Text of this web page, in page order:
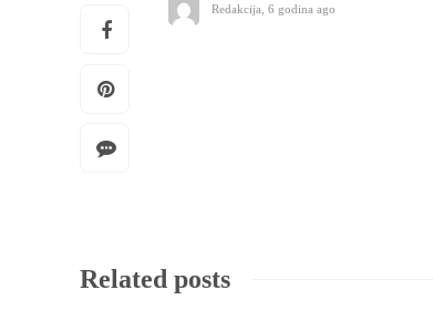
Redakcija 6 godina ago
Related posts